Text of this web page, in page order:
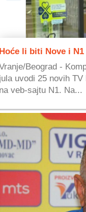
Hoće li biti Nove i N1
Beograd -
jula uvodi 25 novih
na veb-sajtu N1. Na...